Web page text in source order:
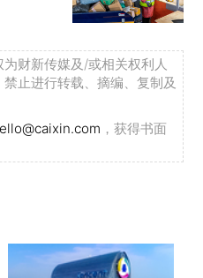
财新传媒及/或相关权利人
止进行转载、摘编、复制及
，获得书面